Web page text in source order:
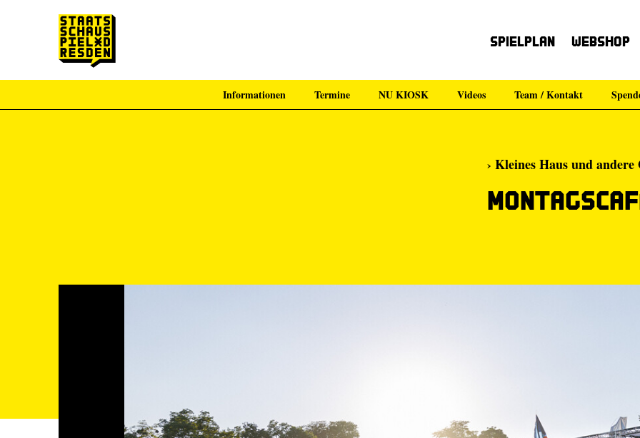
Zum Footer springen
Spielplan Webshop
Informationen Termine NU KIOSK Videos Team / Kontakt
› Kleines Haus und andere